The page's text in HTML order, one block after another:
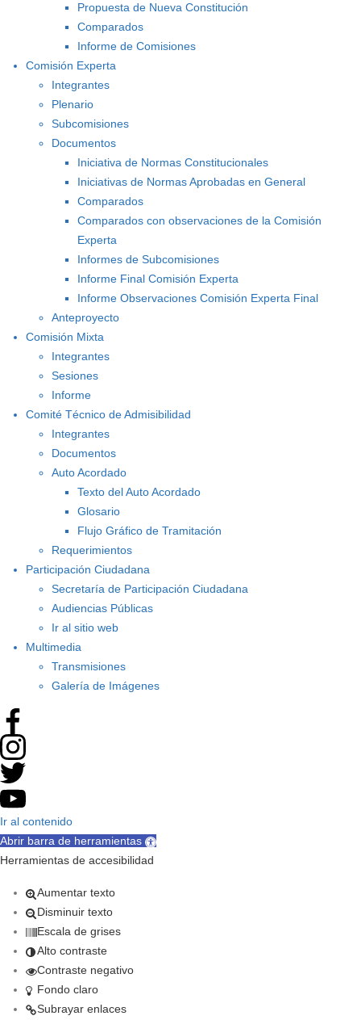
Propuesta de Nueva Constitución
Comparados
Informe de Comisiones
Comisión Experta
Integrantes
Plenario
Subcomisiones
Documentos
Iniciativa de Normas Constitucionales
Iniciativas de Normas Aprobadas en General
Comparados
Comparados con observaciones de la Comisión
Experta
Informes de Subcomisiones
Informe Final Comisión Experta
Informe Observaciones Comisión Experta Final
Anteproyecto
Comisión Mixta
Integrantes
Sesiones
Informe
Comité Técnico de Admisibilidad
Integrantes
Documentos
Auto Acordado
Texto del Auto Acordado
Glosario
Flujo Gráfico de Tramitación
Requerimientos
Participación Ciudadana
Secretaría de Participación Ciudadana
Audiencias Públicas
Ir al sitio web
Multimedia
Transmisiones
Galería de Imágenes
Ir al contenido
Abrir barra de herramientas
Herramientas de accesibilidad
Aumentar texto
Disminuir texto
Escala de grises
Alto contraste
Contraste negativo
Fondo claro
Subrayar enlaces